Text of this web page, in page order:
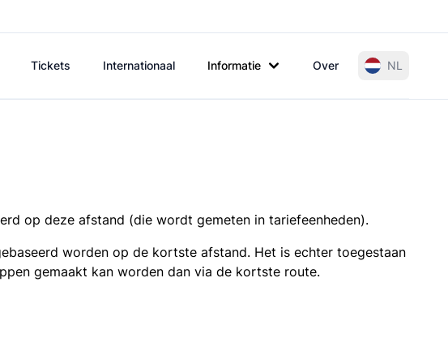
Tickets Internationaal Informatie Over NL
op deze afstand (die wordt gemeten in tariefeenheden).
worden op de kortste afstand. Het is echter toegestaan
gemaakt kan worden dan via de kortste route.